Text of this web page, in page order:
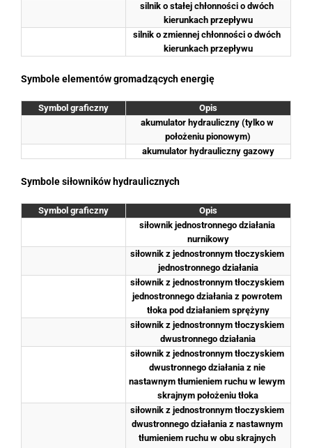
silnik o stałej chłonności o dwóch
kierunkach przepływu
silnik o zmiennej chłonności o dwóch
kierunkach przepływu
Symbole elementów gromadzących energię
Symbol graficzny
Opis
akumulator hydrauliczny (tylko w
położeniu pionowym)
akumulator hydrauliczny gazowy
Symbole siłowników hydraulicznych
Symbol graficzny
Opis
siłownik jednostronnego działania
nurnikowy
siłownik z jednostronnym tłoczyskiem
jednostronnego działania
siłownik z jednostronnym tłoczyskiem
jednostronnego działania z powrotem
tłoka pod działaniem sprężyny
siłownik z jednostronnym tłoczyskiem
dwustronnego działania
siłownik z jednostronnym tłoczyskiem
dwustronnego działania z nie
nastawnym tłumieniem ruchu w lewym
skrajnym położeniu tłoka
siłownik z jednostronnym tłoczyskiem
dwustronnego działania z nastawnym
tłumieniem ruchu w obu skrajnych